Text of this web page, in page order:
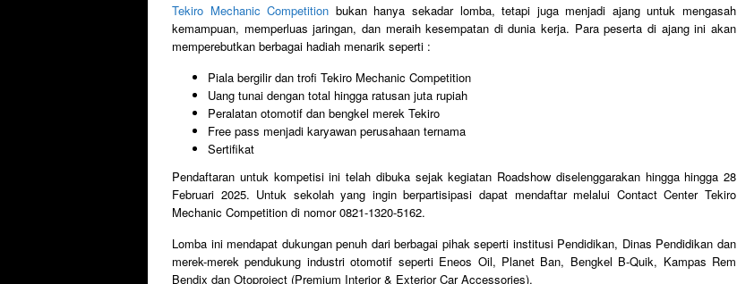
Tekiro Mechanic Competition bukan hanya sekadar lomba, tetapi juga menjadi ajang untuk mengasah
kemampuan, memperluas jaringan, dan meraih kesempatan di dunia kerja. Para peserta di ajang ini akan
memperebutkan berbagai hadiah menarik seperti :
Piala bergilir dan trofi Tekiro Mechanic Competition
Uang tunai dengan total hingga ratusan juta rupiah
Peralatan otomotif dan bengkel merek Tekiro
Free pass menjadi karyawan perusahaan ternama
Sertifikat
Pendaftaran untuk kompetisi ini telah dibuka sejak kegiatan Roadshow diselenggarakan hingga hingga 28
Februari 2025. Untuk sekolah yang ingin berpartisipasi dapat mendaftar melalui Contact Center Tekiro
Mechanic Competition di nomor 0821-1320-5162.
Lomba ini mendapat dukungan penuh dari berbagai pihak seperti institusi Pendidikan, Dinas Pendidikan dan
merek-merek pendukung industri otomotif seperti Eneos Oil, Planet Ban, Bengkel B-Quik, Kampas Rem
Bendix dan Otoproject (Premium Interior & Exterior Car Accessories).